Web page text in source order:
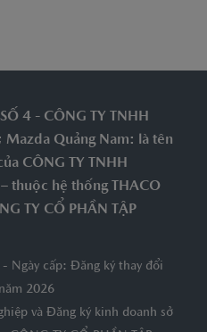
4 - CÔNG TY TNHH
Quảng Nam: là tên
CÔNG TY TNHH
thuộc hệ thống THACO
TY CỔ PHẦN TẬP
Ngày cấp: Đăng ký thay đổi
2026
và Đăng ký kinh doanh sở